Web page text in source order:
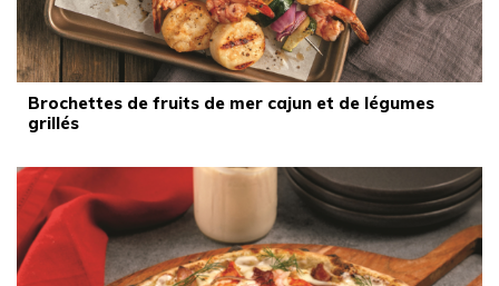
Brochettes de fruits de mer cajun et de légumes
grillés